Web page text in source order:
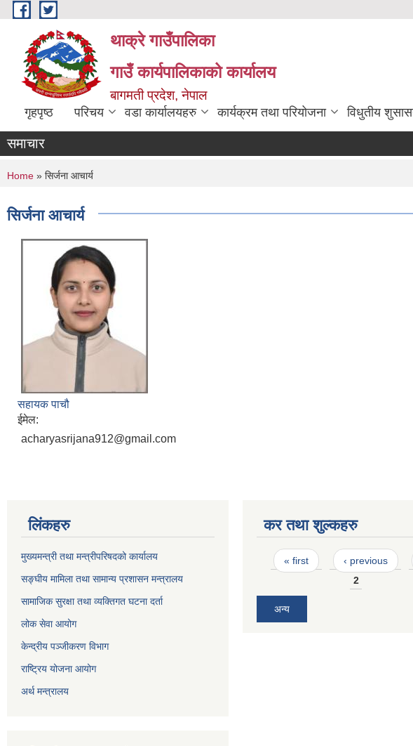
Skip to main content
थाक्रे गाउँपालिका
गाउँ कार्यपालिकाको कार्यालय
बागमती प्रदेश, नेपाल
गृहपृष्ठ परिचय वडा कार्यालयहरु कार्यक्रम तथा परियोजना विधुतीय
समाचार
You are here
Home » सिर्जना आचार्य
सिर्जना आचार्य
सहायक पाचौ
ईमेल:
acharyasrijana912@gmail.com
लिंकहरु
मुख्यमन्त्री तथा मन्त्रीपरिषदको कार्यालय
सङ्घीय मामिला तथा सामान्य प्रशासन मन्त्रालय
सामाजिक सुरक्षा तथा व्यक्तिगत घटना दर्ता
लोक सेवा आयोग
केन्द्रीय पञ्जीकरण विभाग
राष्ट्रिय योजना आयोग
अर्थ मन्त्रालय
कर तथा शुल्कहरु
Pages
« first ‹ previous
2
अन्य